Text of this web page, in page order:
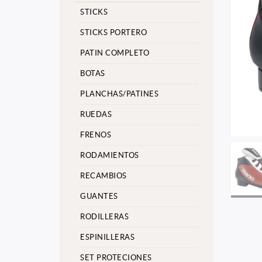
STICKS
STICKS PORTERO
PATIN COMPLETO
BOTAS
PLANCHAS/PATINES
RUEDAS
FRENOS
RODAMIENTOS
RECAMBIOS
GUANTES
RODILLERAS
ESPINILLERAS
SET PROTECIONES